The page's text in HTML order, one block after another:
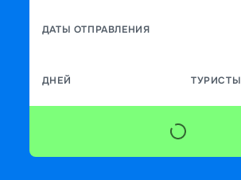
ДАТЫ ОТПРАВЛЕНИЯ
ДНЕЙ ТУРИСТЫ